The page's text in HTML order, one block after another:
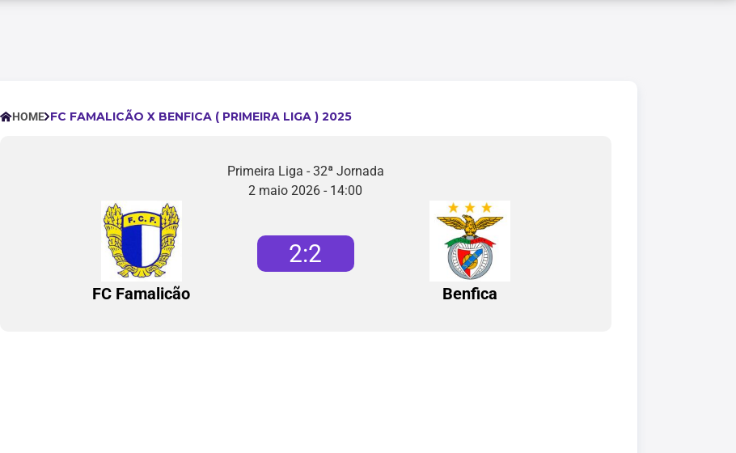
HOME FC FAMALICÃO X BENFICA ( PRIMEIRA LIGA ) 2025
Primeira Liga - 32ª Jornada
2 maio 2026 - 14:00
FC Famalicão
2:2
Benfica